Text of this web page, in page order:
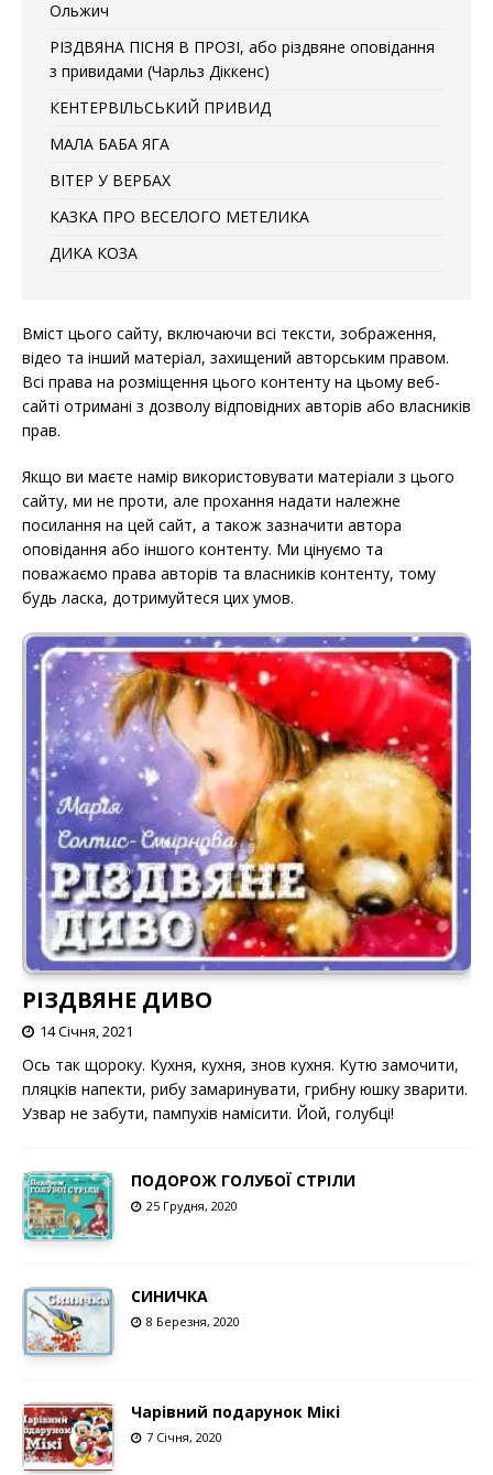
Ольжич
РІЗДВЯНА ПІСНЯ В ПРОЗІ, або різдвяне оповідання
з привидами (Чарльз Діккенс)
КЕНТЕРВІЛЬСЬКИЙ ПРИВИД
МАЛА БАБА ЯГА
ВІТЕР У ВЕРБАХ
КАЗКА ПРО ВЕСЕЛОГО МЕТЕЛИКА
ДИКА КОЗА
Вміст цього сайту, включаючи всі тексти, зображення,
відео та інший матеріал, захищений авторським правом.
Всі права на розміщення цього контенту на цьому веб-
сайті отримані з дозволу відповідних авторів або власників
прав.
Якщо ви маєте намір використовувати матеріали з цього
сайту, ми не проти, але прохання надати належне
посилання на цей сайт, а також зазначити автора
оповідання або іншого контенту. Ми цінуємо та
поважаємо права авторів та власників контенту, тому
будь ласка, дотримуйтеся цих умов.
РІЗДВЯНЕ ДИВО
14 Січня, 2021
Ось так щороку. Кухня, кухня, знов кухня. Кутю замочити,
пляцків напекти, рибу замаринувати, грибну юшку зварити.
Узвар не забути, пампухів намісити. Йой, голубці!
ПОДОРОЖ ГОЛУБОЇ СТРІЛИ
25 Грудня, 2020
СИНИЧКА
8 Березня, 2020
Чарівний подарунок Мікі
7 Січня, 2020